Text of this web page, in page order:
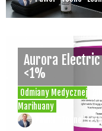
Odmiany Medycznej
Marihuany
Aurora Electric
<1%
Paweł "Teone"